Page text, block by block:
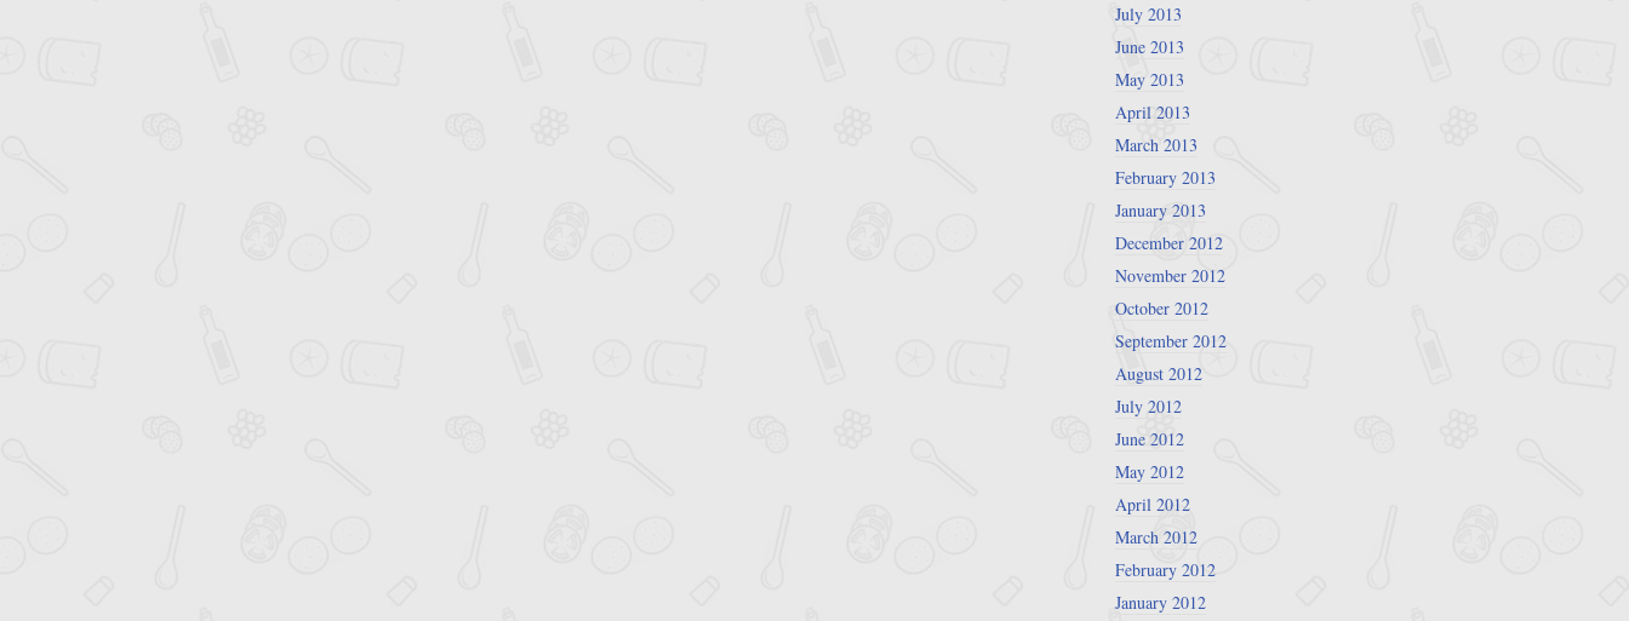
July 2013
June 2013
May 2013
April 2013
March 2013
February 2013
January 2013
December 2012
November 2012
October 2012
September 2012
August 2012
July 2012
June 2012
May 2012
April 2012
March 2012
February 2012
January 2012